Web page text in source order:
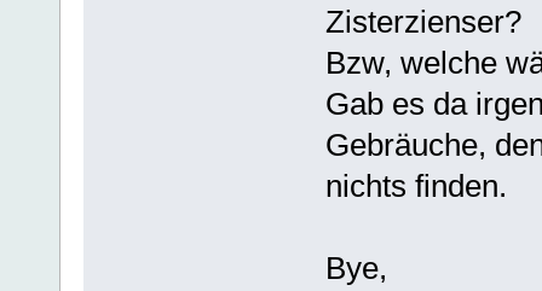
Zisterzienser?
Bzw, welche
Gab es da
Gebräuche,
nichts finden.
Bye,